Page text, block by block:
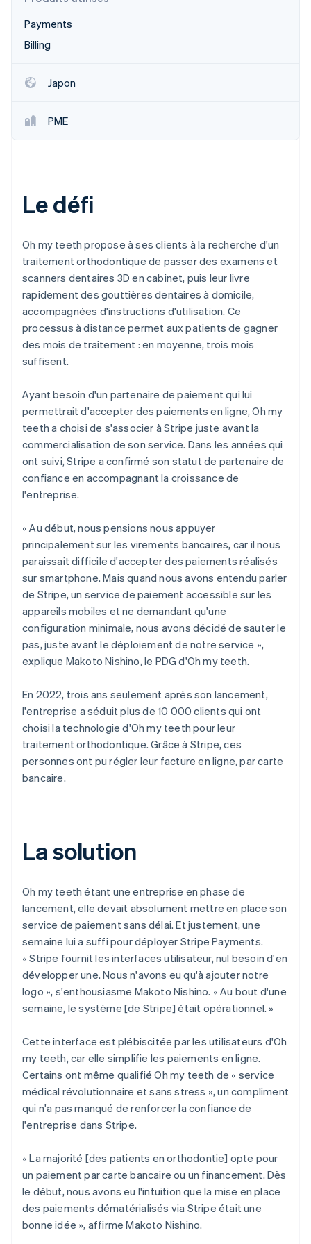
Radar
Prévention de la fraude
Constitution de start-up
Vérification de l'identité
Découvrez comment Stripe construit l’infrastructure
Regarder la vidéo
Payments
Billing
Japon
PME
Le défi
Oh my teeth propose à ses clients à la recherche d'un
traitement orthodontique de passer des examens et
scanners dentaires 3D en cabinet, puis leur livre
rapidement des gouttières dentaires à domicile,
accompagnées d'instructions d'utilisation. Ce
processus à distance permet aux patients de gagner
des mois de traitement : en moyenne, trois mois
suffisent.
Ayant besoin d'un partenaire de paiement qui lui
permettrait d'accepter des paiements en ligne, Oh my
teeth a choisi de s'associer à Stripe juste avant la
commercialisation de son service. Dans les années qui
ont suivi, Stripe a confirmé son statut de partenaire de
confiance en accompagnant la croissance de
l'entreprise.
« Au début, nous pensions nous appuyer
principalement sur les virements bancaires, car il nous
paraissait difficile d'accepter des paiements réalisés
sur smartphone. Mais quand nous avons entendu parler
de Stripe, un service de paiement accessible sur les
appareils mobiles et ne demandant qu'une
configuration minimale, nous avons décidé de sauter le
pas, juste avant le déploiement de notre service »,
explique Makoto Nishino, le PDG d'Oh my teeth.
En 2022, trois ans seulement après son lancement,
l'entreprise a séduit plus de 10 000 clients qui ont
choisi la technologie d'Oh my teeth pour leur
traitement orthodontique. Grâce à Stripe, ces
personnes ont pu régler leur facture en ligne, par carte
bancaire.
La solution
Oh my teeth étant une entreprise en phase de
lancement, elle devait absolument mettre en place son
service de paiement sans délai. Et justement, une
semaine lui a suffi pour déployer Stripe Payments.
« Stripe fournit les interfaces utilisateur, nul besoin d'en
développer une. Nous n'avons eu qu'à ajouter notre
logo », s'enthousiasme Makoto Nishino. « Au bout d'une
semaine, le système [de Stripe] était opérationnel. »
Cette interface est plébiscitée par les utilisateurs d'Oh
my teeth, car elle simplifie les paiements en ligne.
Certains ont même qualifié Oh my teeth de « service
médical révolutionnaire et sans stress », un compliment
qui n'a pas manqué de renforcer la confiance de
l'entreprise dans Stripe.
« La majorité [des patients en orthodontie] opte pour
un paiement par carte bancaire ou un financement. Dès
le début, nous avons eu l'intuition que la mise en place
des paiements dématérialisés via Stripe était une
bonne idée », affirme Makoto Nishino.